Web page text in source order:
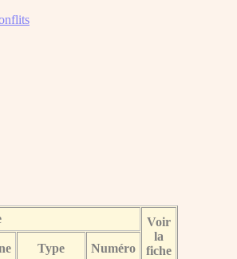
Voir
la
fiche
Type Numéro